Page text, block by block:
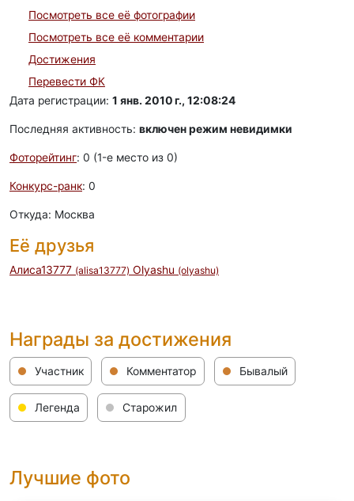
Посмотреть все её фотографии
Посмотреть все её комментарии
Достижения
Перевести ФК
Дата регистрации: 1 янв. 2010 г., 12:08:24
Последняя активность: включен режим невидимки
Фоторейтинг: 0 (1-e место из 0)
Конкурс-ранк: 0
Откуда: Москва
Её друзья
Алиса13777 (alisa13777) Olyashu (olyashu)
Награды за достижения
Участник Комментатор Бывалый
Легенда Старожил
Лучшие фото